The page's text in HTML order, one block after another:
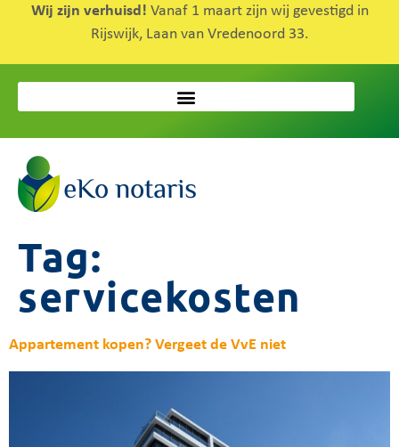
Wij zijn verhuisd! Vanaf 1 maart zijn wij gevestigd in
Rijswijk, Laan van Vredenoord 33.
Tag:
servicekosten
Appartement kopen? Vergeet de VvE niet